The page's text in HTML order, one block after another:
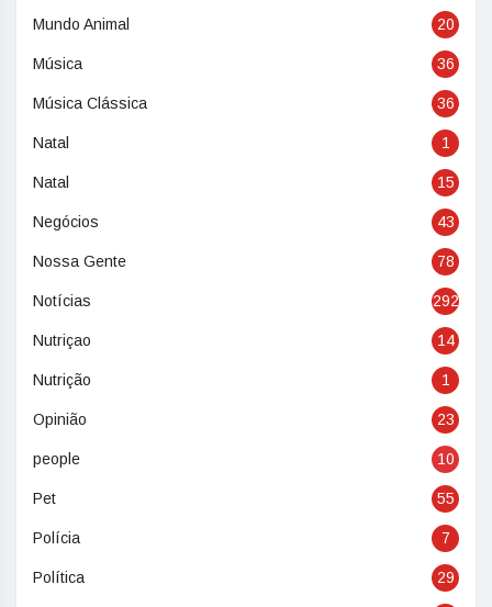
Mundo Animal 20
Música 36
Música Clássica 36
Natal 1
Natal 15
Negócios 43
Nossa Gente 78
Notícias 292
Nutriçao 14
Nutrição 1
Opinião 23
people 10
Pet 55
Polícia 7
Política 29